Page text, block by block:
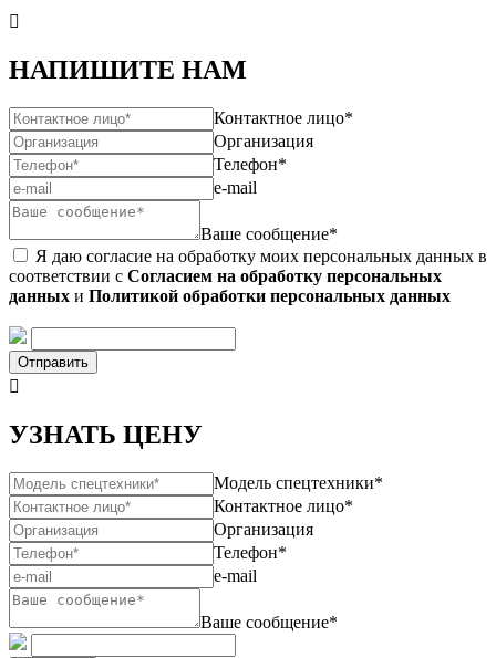

НАПИШИТЕ НАМ
Контактное лицо*
Организация
Телефон*
e-mail
Ваше сообщение*
Я даю согласие на обработку моих персональных данных в
соответствии с Согласием на обработку персональных
данных и Политикой обработки персональных данных
Отправить

УЗНАТЬ ЦЕНУ
Модель спецтехники*
Контактное лицо*
Организация
Телефон*
e-mail
Ваше сообщение*